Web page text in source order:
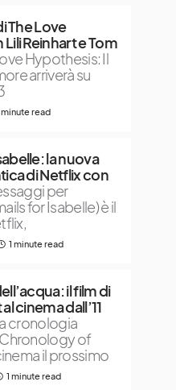
The Love
Reinhart e Tom
Hypothesis: Il
arriverà su
minute read
la nuova
di Netflix con
per
for Isabelle) è il
1 minute read
il film di
cinema dall’11
cronologia
Chronology of
il prossimo
1 minute read